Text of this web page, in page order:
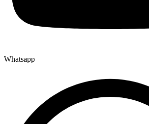
Whatsapp